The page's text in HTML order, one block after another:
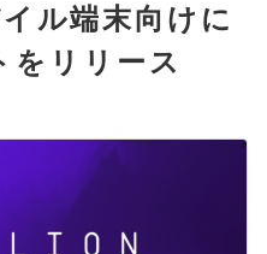
ル端末向けに
をリリース